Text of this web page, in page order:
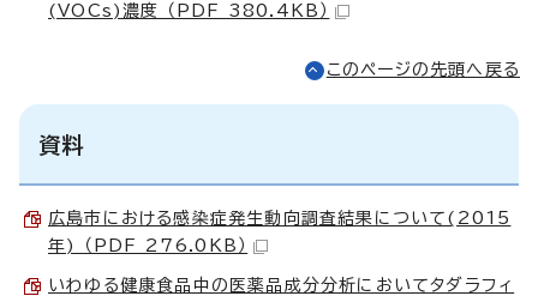
(VOCs)濃度 （PDF 380.4KB）
このページの先頭へ戻る
資料
広島市における感染症発生動向調査結果について(2015
年) （PDF 276.0KB）
いわゆる健康食品中の医薬品成分分析においてタダラフィ